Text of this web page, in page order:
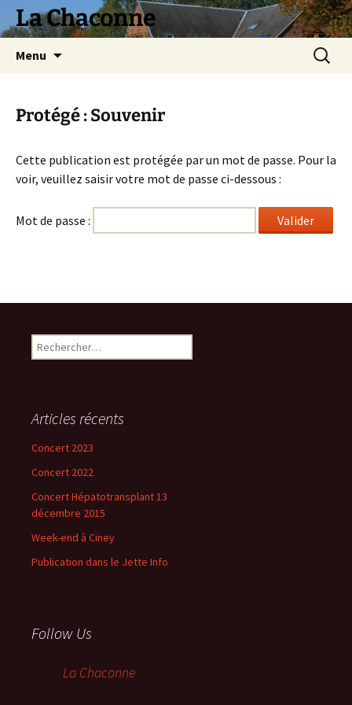
La Chaconne
Menu
Protégé : Souvenir
Cette publication est protégée par un mot de passe. Pour la
voir, veuillez saisir votre mot de passe ci-dessous :
Mot de passe :
Rechercher :
Articles récents
Concert 2023
Concert 2022
Concert Hépatotransplant 13
décembre 2015
Week-end à Ciney
Publication dans le Jette Info
Follow Us
La Chaconne